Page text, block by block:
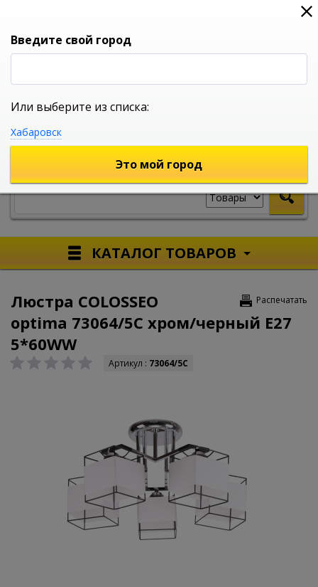
0
УНИВЕРСАЛЬНЫЙ ИНТЕРНЕТ МАГАЗИН
КАТАЛОГ ТОВАРОВ
Распечатать
Люстра COLOSSEO
optima 73064/5C хром/черный E27
5*60WW
Артикул : 73064/5C
Введите свой город
Или выберите из списка:
Хабаровск
Это мой город